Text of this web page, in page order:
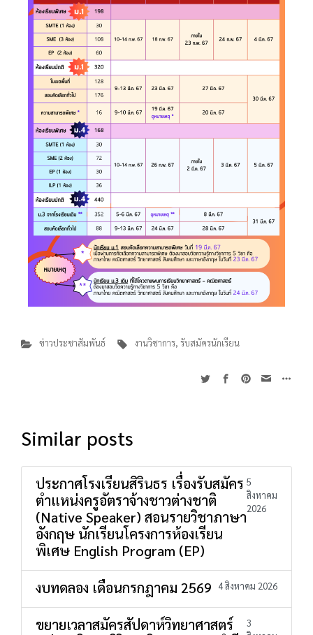
ข่าวประชาสัมพันธ์ งานวิชาการ,รับสมัครนักเรียน
Similar posts
ประกาศโรงเรียนสิรินธร เรื่องรับสมัคร
ตำแหน่งครูอัตราจ้างชาวต่างชาติ
(Native Speaker) สอนรายวิชาภาษา
อังกฤษ นักเรียนโครงการห้องเรียน
พิเศษ English Program (EP)
5
สิงหาคม
2026
งบทดลอง เดือนกรกฎาคม 2569 4 สิงหาคม 2026
ขยายเวลาสมัครสัปดาห์วิทยาศาสตร์
3